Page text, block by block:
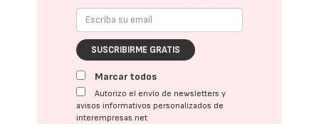
SUSCRIBIRME GRATIS
Marcar todos
Autorizo el envío de newsletters y
avisos informativos personalizados de
interempresas.net